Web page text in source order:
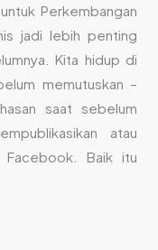
Perkembangan
jadi lebih penting
Kita hidup di
memutuskan –
saat sebelum
atau
Baik itu